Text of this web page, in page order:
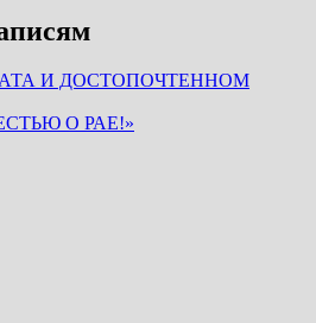
И ДОСТОПОЧТЕННОМ
О РАЕ!»